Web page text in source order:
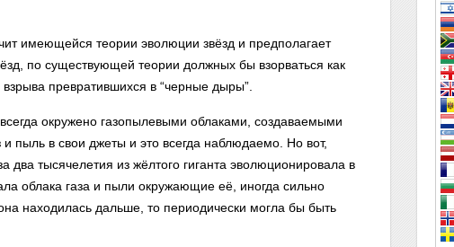
имеющейся теории эволюции звёзд и предполагает
по существующей теории должных бы взорваться как
превратившихся в “черные дыры”.
окружено газопылевыми облаками, создаваемыми
в свои джеты и это всегда наблюдаемо. Но вот,
два тысячелетия из жёлтого гиганта эволюционировала в
облака газа и пыли окружающие её, иногда сильно
находилась дальше, то периодически могла бы быть